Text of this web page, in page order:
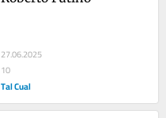
27.06.2025
10
Tal Cual